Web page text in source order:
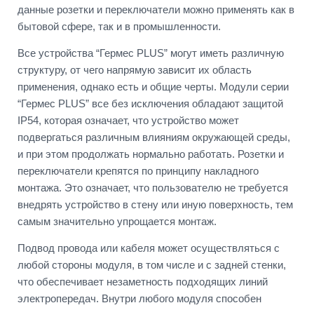
данные розетки и переключатели можно применять как в
бытовой сфере, так и в промышленности.
Все устройства “Гермес PLUS” могут иметь различную
структуру, от чего напрямую зависит их область
применения, однако есть и общие черты. Модули серии
“Гермес PLUS” все без исключения обладают защитой
IP54, которая означает, что устройство может
подвергаться различным влияниям окружающей среды,
и при этом продолжать нормально работать. Розетки и
переключатели крепятся по принципу накладного
монтажа. Это означает, что пользователю не требуется
внедрять устройство в стену или иную поверхность, тем
самым значительно упрощается монтаж.
Подвод провода или кабеля может осуществляться с
любой стороны модуля, в том числе и с задней стенки,
что обеспечивает незаметность подходящих линий
электропередач. Внутри любого модуля способен